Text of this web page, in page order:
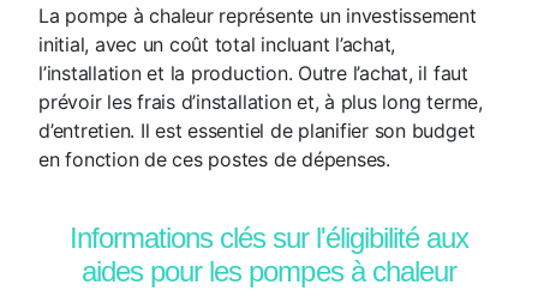
La pompe à chaleur représente un investissement
initial, avec un coût total incluant l’achat,
l’installation et la production. Outre l’achat, il faut
prévoir les frais d’installation et, à plus long terme,
d’entretien. Il est essentiel de planifier son budget
en fonction de ces postes de dépenses.
Informations clés sur l'éligibilité aux
aides pour les pompes à chaleur